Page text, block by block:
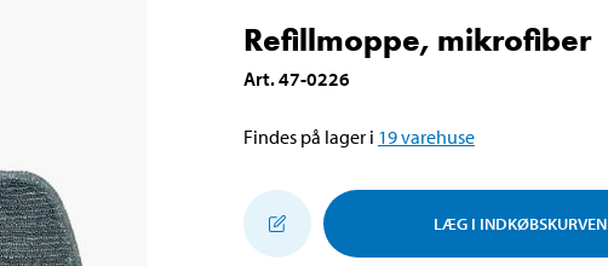
Refillmoppe, mikrofiber
Art.47-0226
Findes på lager i 19varehuse
LÆG I INDKØBSKURVEN